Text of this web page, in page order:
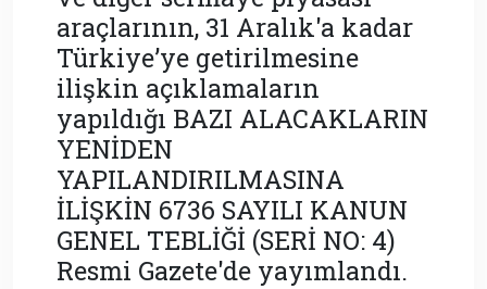
araçlarının, 31 Aralık'a kadar
Türkiye’ye getirilmesine
ilişkin açıklamaların
yapıldığı BAZI ALACAKLARIN
YENİDEN
YAPILANDIRILMASINA
İLİŞKİN 6736 SAYILI KANUN
GENEL TEBLİĞİ (SERİ NO: 4)
Resmi Gazete'de yayımlandı.